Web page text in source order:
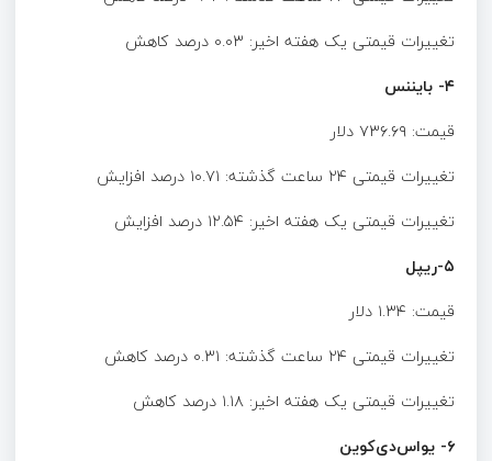
تغییرات قیمتی یک هفته اخیر: ۰.۰۳ درصد کاهش
۴- بایننس
قیمت: ۷۳۶.۶۹ دلار
تغییرات قیمتی ۲۴ ساعت گذشته: ۱۰.۷۱ درصد افزایش
تغییرات قیمتی یک هفته اخیر: ۱۲.۵۴ درصد افزایش
۵-ریپل
قیمت: ۱.۳۴ دلار
تغییرات قیمتی ۲۴ ساعت گذشته: ۰.۳۱ درصد کاهش
تغییرات قیمتی یک هفته اخیر: ۱.۱۸ درصد کاهش
۶- یواس‌دی‌کوین